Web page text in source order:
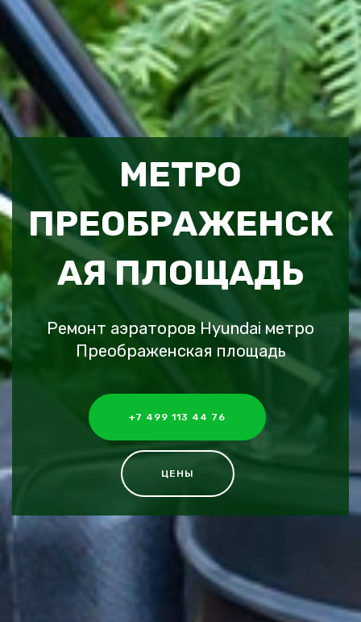
МЕТРО
ПРЕОБРАЖЕНСК
АЯ ПЛОЩАДЬ
Ремонт аэраторов Hyundai метро
Преображенская площадь
+7 499 113 44 76
ЦЕНЫ